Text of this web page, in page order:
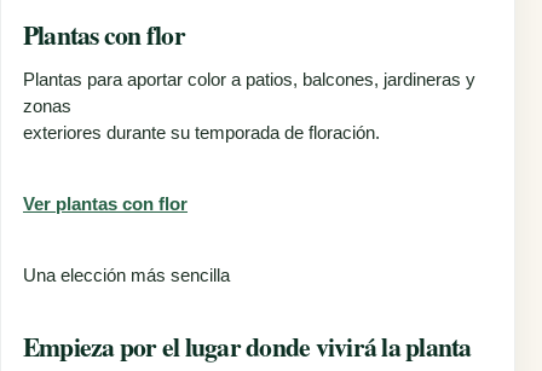
Plantas con flor
Plantas para aportar color a patios, balcones, jardineras y
zonas
exteriores durante su temporada de floración.
Ver plantas con flor
Una elección más sencilla
Empieza por el lugar donde vivirá la planta